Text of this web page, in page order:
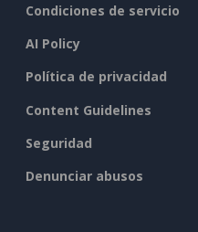
Condiciones de servicio
AI Policy
Política de privacidad
Content Guidelines
Seguridad
Denunciar abusos